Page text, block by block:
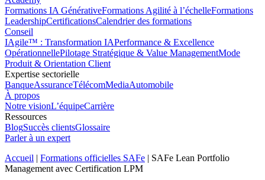
Formations IA GénérativeFormations Agilité à l’échelleFormations
LeadershipCertificationsCalendrier des formations
Conseil
IAgile™ : Transformation IAPerformance & Excellence
OpérationnellePilotage Stratégique & Value ManagementMode
Produit & Orientation Client
Expertise sectorielle
BanqueAssuranceTélécomMediaAutomobile
À propos
Notre visionL’équipeCarrière
Ressources
BlogSuccès clientsGlossaire
Parler à un expert
Accueil | Formations officielles SAFe | SAFe Lean Portfolio
Management avec Certification LPM